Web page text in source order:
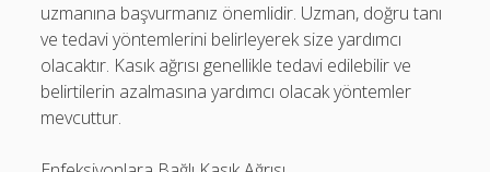
uzmanına başvurmanız önemlidir. Uzman, doğru tanı
ve tedavi yöntemlerini belirleyerek size yardımcı
olacaktır. Kasık ağrısı genellikle tedavi edilebilir ve
belirtilerin azalmasına yardımcı olacak yöntemler
mevcuttur.